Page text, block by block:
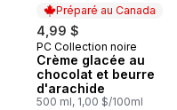
Préparé au Canada
4,99 $
Préparé au Canada
PC Collection noire
Crème glacée au
chocolat et beurre
d'arachide
500 ml, 1,00 $/100ml